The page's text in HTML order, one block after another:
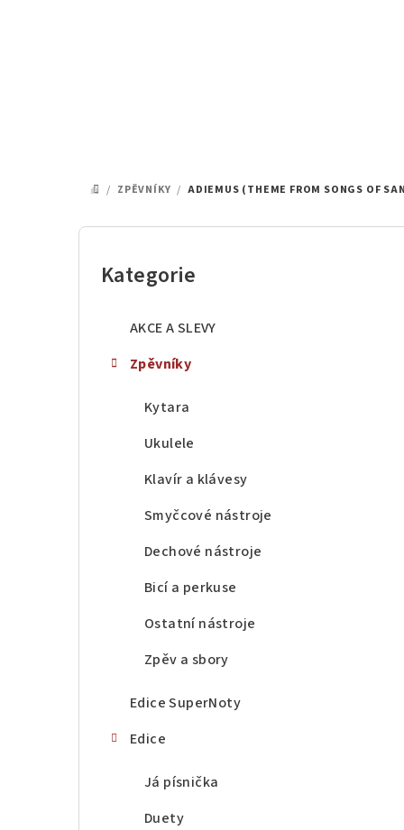
DOMŮ
/ ZPĚVNÍKY / ADIEMUS (THEME FROM SONGS OF
P
Přeskočit
Kategorie
AKCE A SLEVY
Zpěvníky
Kytara
Ukulele
Klavír a klávesy
Smyčcové nástroje
Dechové nástroje
Bicí a perkuse
Ostatní nástroje
Zpěv a sbory
Edice SuperNoty
Edice
Já písnička
Duety